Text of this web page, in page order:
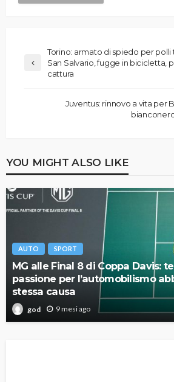
Torino: armato di spiedo per polli
San Salvario, fugge in bicicletta,
cattura
Juventus: rinnovo a vita per
YOU MIGHT ALSO LIKE
AUTO SPORT
MG alle Final 8 di Coppa Davis:
passione per l’automobilismo
stessa causa
god 9 mesi ago